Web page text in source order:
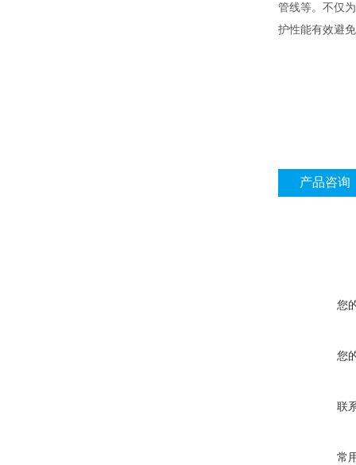
管线等。不仅
护性能有效避
产品咨询
您
您
联
常